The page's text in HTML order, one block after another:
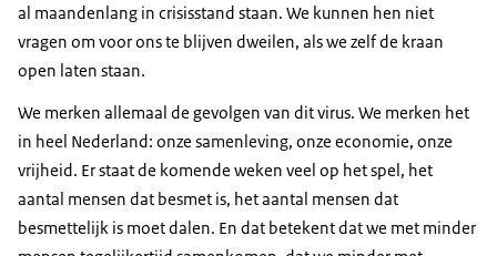
al maandenlang in crisisstand staan. We kunnen hen niet
vragen om voor ons te blijven dweilen, als we zelf de kraan
open laten staan.
We merken allemaal de gevolgen van dit virus. We merken het
in heel Nederland: onze samenleving, onze economie, onze
vrijheid. Er staat de komende weken veel op het spel, het
aantal mensen dat besmet is, het aantal mensen dat
besmettelijk is moet dalen. En dat betekent dat we met minder